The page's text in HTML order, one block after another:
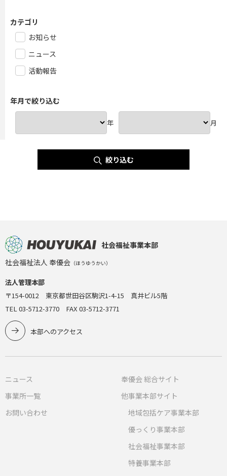
カテゴリ
お知らせ
ニュース
活動報告
年月で絞り込む
年 月
絞り込む
社会福祉事業本部
社会福祉法人 奉優会 （ほうゆうかい）
法人管理本部
〒154-0012 東京都世田谷区駒沢1-4-15 真井ビル5階
TEL 03-5712-3770 FAX 03-5712-3771
本部へのアクセス
ニュース
事業所一覧
お問い合わせ
奉優会 総合サイト
他事業本部サイト
地域包括ケア事業本部
優っくり事業本部
社会福祉事業本部
特養事業本部